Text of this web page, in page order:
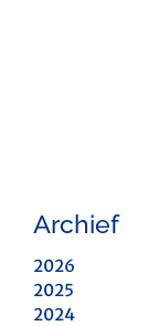
Archief
2026
2025
2024